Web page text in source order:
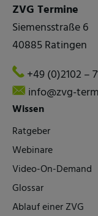
ZVG Termine
Siemensstraße 6
40885 Ratingen
+49 (0)2102 –
info@zvg-
Wissen
Ratgeber
Webinare
Video-On-Demand
Glossar
Ablauf einer ZVG